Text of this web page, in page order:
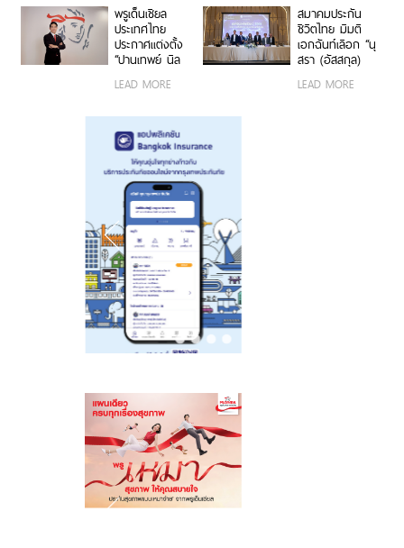
แสนล้านบาท เท
รนด์แบบประกัน
ดูแลสุขภาพ–
สังคมสูงวัยยังได้
ทุกช่องทางการ
ขายอย่างยิ่งใหญ่
ประกาศเดินหน้า
สร้าง Longevity
Ecosystem ยก
ระดับคุณภาพ
พรูเด็นเชียล
ประเทศไทย
ประกาศแต่งตั้ง
“ปานเทพย์ นิล
สินธพ” ดำรง
ตำแหน่ง ประธาน
สายงานลูกค้าและ
การตลาด
LEAD MORE
สมาคมประกัน
ชีวิตไทย มีมติ
เอกฉันท์เลือก “นุ
สรา (อัสสกุล)
บัญญัติปิยพจน์”
ดำรงตำแหน่ง
LEAD MORE